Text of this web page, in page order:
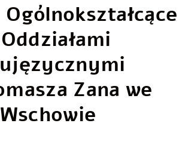
Zana we
Wschowie